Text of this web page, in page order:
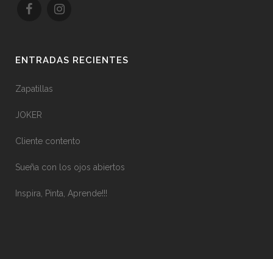
ENTRADAS RECIENTES
Zapatillas
JOKER
Cliente contento
Sueña con los ojos abiertos
Inspira, Pinta, Aprende!!!